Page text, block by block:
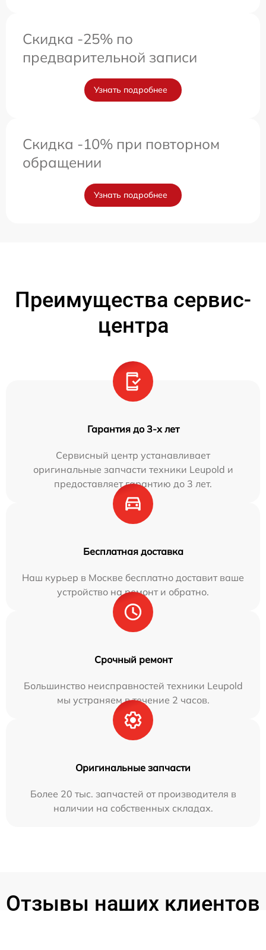
Скидка -25% по
предварительной записи
Узнать подробнее
Скидка -10% при повторном
обращении
Узнать подробнее
Преимущества сервис-
центра
Гарантия до 3-х лет
Сервисный центр устанавливает
оригинальные запчасти техники Leupold и
предоставляет гарантию до 3 лет.
Бесплатная доставка
Наш курьер в Москве бесплатно доставит ваше
устройство на ремонт и обратно.
Срочный ремонт
Большинство неисправностей техники Leupold
мы устраняем в течение 2 часов.
Оригинальные запчасти
Более 20 тыс. запчастей от производителя в
наличии на собственных складах.
Отзывы наших клиентов